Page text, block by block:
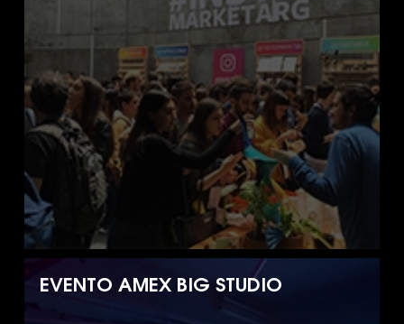
EVENTO AMEX BIG STUDIO